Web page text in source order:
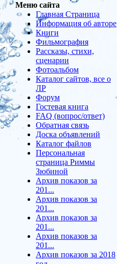
Меню сайта
Главная Страница
Информация об авторе
Книги
Фильмография
Рассказы, стихи,
сценарии
Фотоальбом
Каталог сайтов, все о
ЛР
Форум
Гостевая книга
FAQ (вопрос/ответ)
Обратная связь
Доска объявлений
Каталог файлов
Персональная
страница Риммы
Зюбиной
Архив показов за
201...
Архив показов за
201...
Архив показов за
201...
Архив показов за
201...
Архив показов за 2018